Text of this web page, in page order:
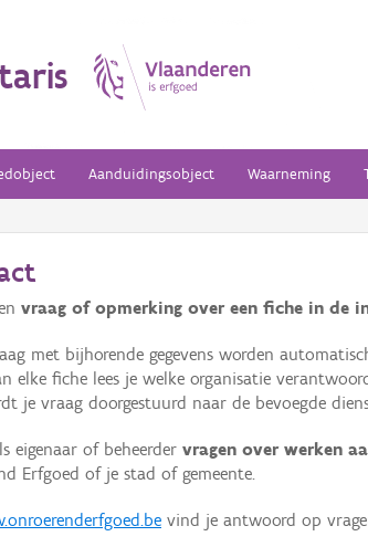
Aanduidingsobject Waarneming
vraag of opmerking over een fiche in de
met bijhorende gegevens worden
elke fiche lees je welke organisatie
je vraag doorgestuurd naar de bevoegde
eigenaar of beheerder vragen over werken
Erfgoed of je stad of gemeente.
vind je antwoord op